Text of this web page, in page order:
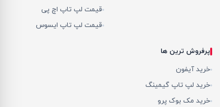
قیمت لپ تاپ اچ پی
قیمت لپ تاپ ایسوس
پرفروش ترین ها
خرید آیفون
خرید لپ تاپ گیمینگ
خرید مک بوک پرو